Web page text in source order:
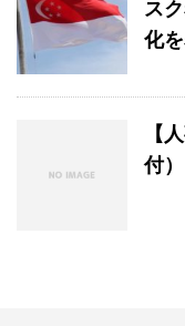
ス
化
【
付）